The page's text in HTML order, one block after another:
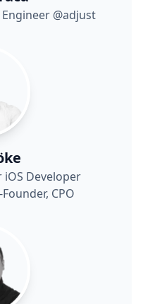
@adjust
Developer
CPO